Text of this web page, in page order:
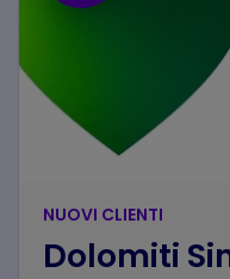
NUOVI CLIENTI
Dolomiti